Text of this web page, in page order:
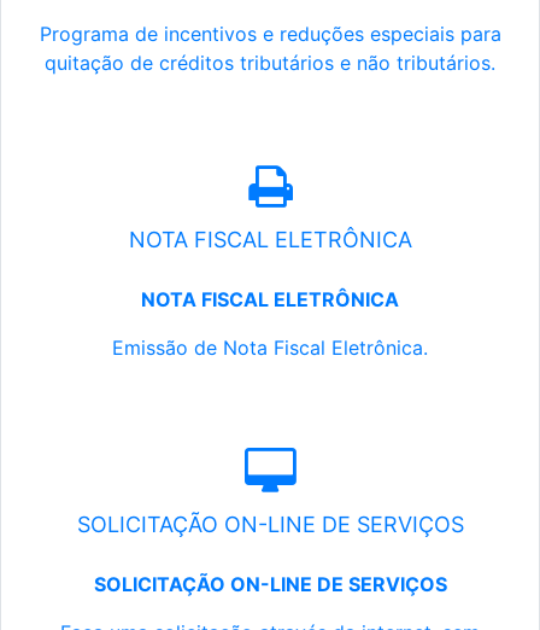
Programa de incentivos e reduções especiais para
quitação de créditos tributários e não tributários.
NOTA FISCAL ELETRÔNICA
NOTA FISCAL ELETRÔNICA
Emissão de Nota Fiscal Eletrônica.
SOLICITAÇÃO ON-LINE DE SERVIÇOS
SOLICITAÇÃO ON-LINE DE SERVIÇOS